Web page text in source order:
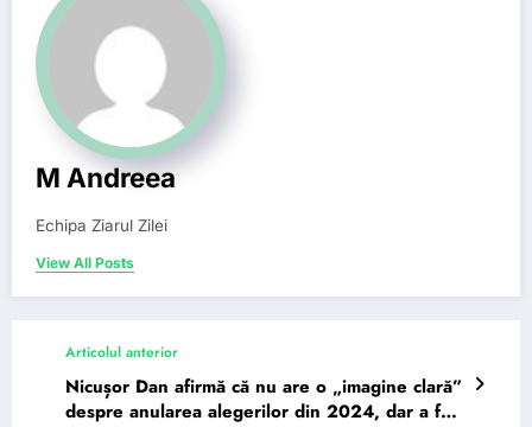
M Andreea
Echipa Ziarul Zilei
View All Posts
Articolul anterior
Nicușor Dan afirmă că nu are o „imagine clară”
despre anularea alegerilor din 2024, dar a fost